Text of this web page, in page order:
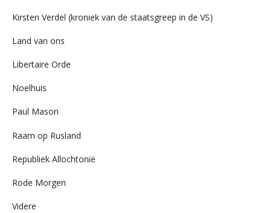
Kirsten Verdel (kroniek van de staatsgreep in de VS)
Land van ons
Libertaire Orde
Noelhuis
Paul Mason
Raam op Rusland
Republiek Allochtonië
Rode Morgen
Videre